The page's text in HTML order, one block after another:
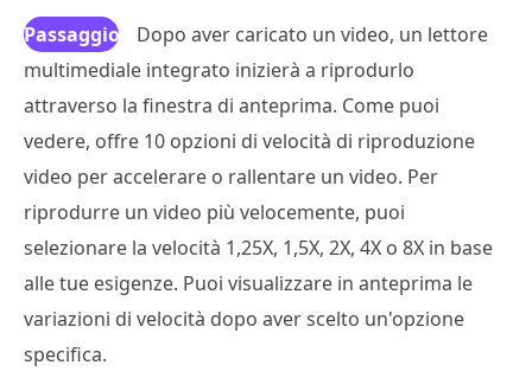
Passaggio
3
Dopo aver caricato un video, un lettore
multimediale integrato inizierà a riprodurlo
attraverso la finestra di anteprima. Come puoi
vedere, offre 10 opzioni di velocità di riproduzione
video per accelerare o rallentare un video. Per
riprodurre un video più velocemente, puoi
selezionare la velocità 1,25X, 1,5X, 2X, 4X o 8X in base
alle tue esigenze. Puoi visualizzare in anteprima le
variazioni di velocità dopo aver scelto un'opzione
specifica.